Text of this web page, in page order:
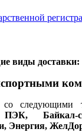
виды доставки:
следующими
ПЭК, Байкал-
Энергия,